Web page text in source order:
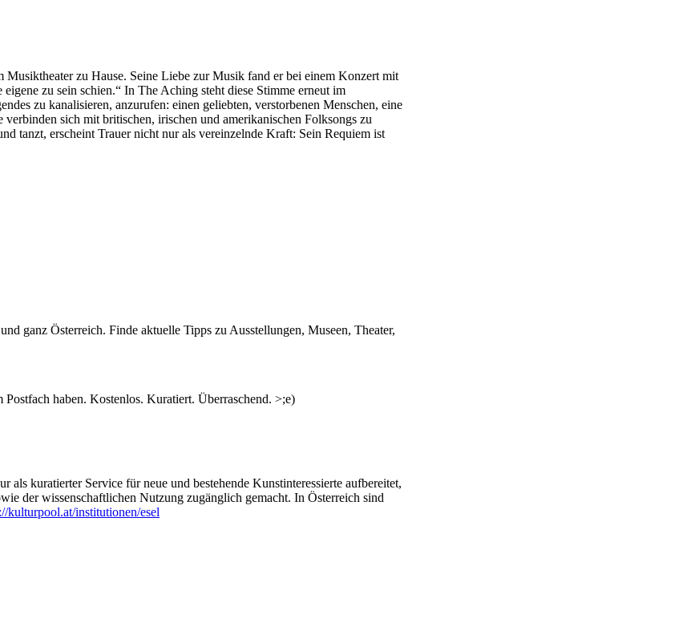
zu Hause. Seine Liebe zur Musik fand er bei einem Konzert mit
zu sein schien.“ In The Aching steht diese Stimme erneut im
zu kanalisieren, anzurufen: einen geliebten, verstorbenen Menschen, eine
sich mit britischen, irischen und amerikanischen Folksongs zu
tanzt, erscheint Trauer nicht nur als vereinzelnde Kraft: Sein Requiem ist
ganz Österreich. Finde aktuelle Tipps zu Ausstellungen, Museen, Theater,
haben. Kostenlos. Kuratiert. Überraschend. >;e)
kuratierter Service für neue und bestehende Kunstinteressierte aufbereitet,
der wissenschaftlichen Nutzung zugänglich gemacht. In Österreich sind
kulturpool.at/institutionen/esel